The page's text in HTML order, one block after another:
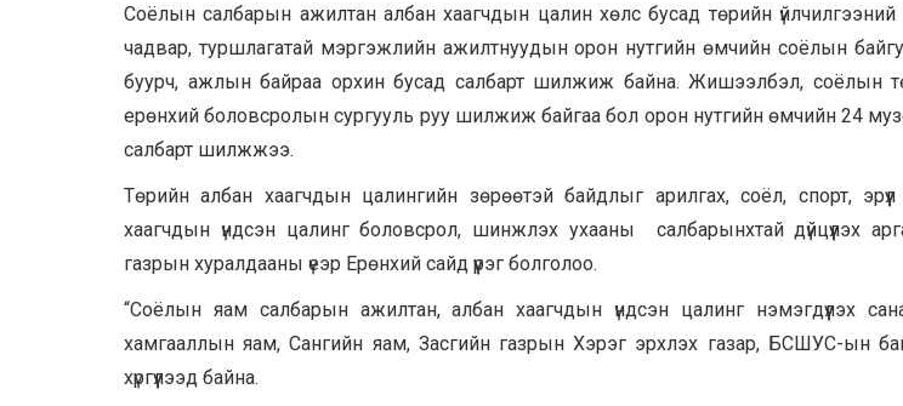
Соёлын салбарын ажилтан албан хаагчдын цалин хөлс бусад төрийн үйлчилгээний
чадвар, туршлагатай мэргэжлийн ажилтнуудын орон нутгийн өмчийн соёлын
буурч, ажлын байраа орхин бусад салбарт шилжиж байна. Жишээлбэл, соёлын
ерөнхий боловсролын сургууль руу шилжиж байгаа бол орон нутгийн өмчийн 24
салбарт шилжжээ.
Төрийн албан хаагчдын цалингийн зөрөөтэй байдлыг арилгах, соёл, спорт,
хаагчдын үндсэн цалинг боловсрол, шинжлэх ухааны салбарынхтай дүйцүүлэх
газрын хуралдааны үеэр Ерөнхий сайд үүрэг болголоо.
“Соёлын яам салбарын ажилтан, албан хаагчдын үндсэн цалинг нэмэгдүүлэх
хамгааллын яам, Сангийн яам, Засгийн газрын Хэрэг эрхлэх газар, БСШУС-ын
хүргүүлээд байна.